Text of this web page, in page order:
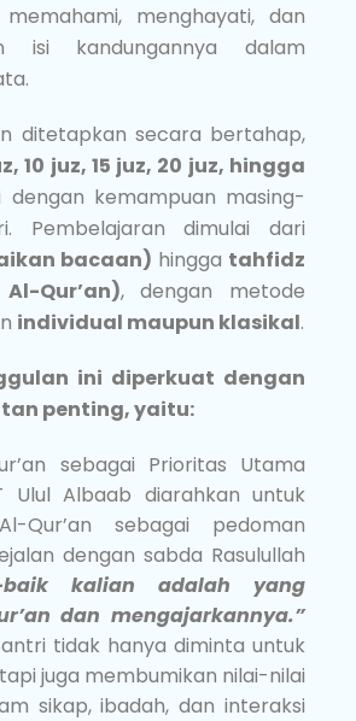
menghayati, dan
isi kandungannya dalam
ditetapkan secara bertahap,
10 juz, 15 juz, 20 juz, hingga
dengan kemampuan masing-
Pembelajaran dimulai dari
bacaan) hingga tahfidz
Qur’an), dengan metode
individual maupun klasikal.
ini diperkuat dengan
penting, yaitu:
sebagai Prioritas Utama
Ulul Albaab diarahkan untuk
Qur’an sebagai pedoman
dengan sabda Rasulullah
baik kalian adalah yang
dan mengajarkannya.”
tidak hanya diminta untuk
juga membumikan nilai-nilai
sikap, ibadah, dan interaksi